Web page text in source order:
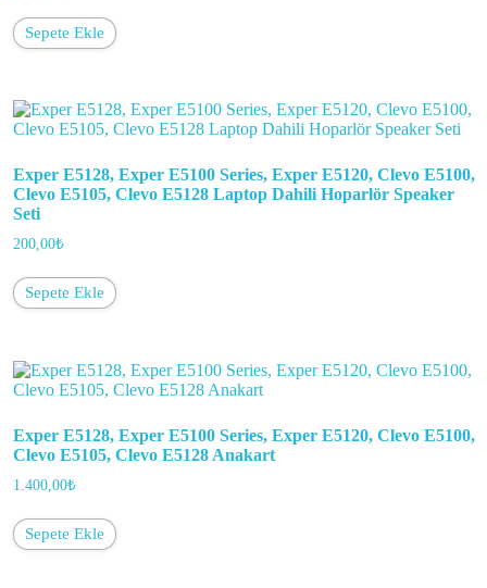
Sepete Ekle
Exper E5128, Exper E5100 Series, Exper E5120, Clevo E5100,
Clevo E5105, Clevo E5128 Laptop Dahili Hoparlör Speaker
Seti
200,00₺
Sepete Ekle
Exper E5128, Exper E5100 Series, Exper E5120, Clevo E5100,
Clevo E5105, Clevo E5128 Anakart
1.400,00₺
Sepete Ekle